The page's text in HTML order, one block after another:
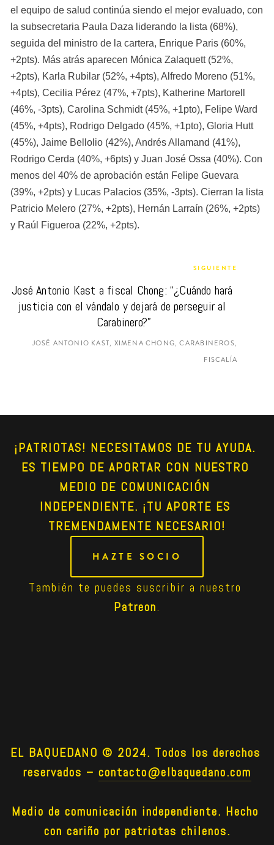
el equipo de salud continúa siendo el mejor evaluado, con
la subsecretaria Paula Daza liderando la lista (68%),
seguida del ministro de la cartera, Enrique Paris (60%,
+2pts). Más atrás aparecen Mónica Zalaquett (52%,
+2pts), Karla Rubilar (52%, +4pts), Alfredo Moreno (51%,
+4pts), Cecilia Pérez (47%, +7pts), Katherine Martorell
(46%, -3pts), Carolina Schmidt (45%, +1pto), Felipe Ward
(45%, +4pts), Rodrigo Delgado (45%, +1pto), Gloria Hutt
(45%), Jaime Bellolio (42%), Andrés Allamand (41%),
Rodrigo Cerda (40%, +6pts) y Juan José Ossa (40%). Con
menos del 40% de aprobación están Felipe Guevara
(39%, +2pts) y Lucas Palacios (35%, -3pts). Cierran la lista
Patricio Melero (27%, +2pts), Hernán Larraín (26%, +2pts)
y Raúl Figueroa (22%, +2pts).
SIGUIENTE
José Antonio Kast a fiscal Chong: “¿Cuándo hará
justicia con el vándalo y dejará de perseguir al
Carabinero?”
JOSÉ ANTONIO KAST, XIMENA CHONG, CARABINEROS,
FISCALÍA
¡PATRIOTAS! NECESITAMOS DE TU AYUDA.
ES TIEMPO DE APORTAR CON NUESTRO
MEDIO DE COMUNICACIÓN
INDEPENDIENTE. ¡TU APORTE ES
TREMENDAMENTE NECESARIO!
HAZTE SOCIO
Patreon.
EL BAQUEDANO © 2024. Todos los derechos
reservados – contacto@elbaquedano.com
Medio de comunicación independiente. Hecho
con cariño por patriotas chilenos.